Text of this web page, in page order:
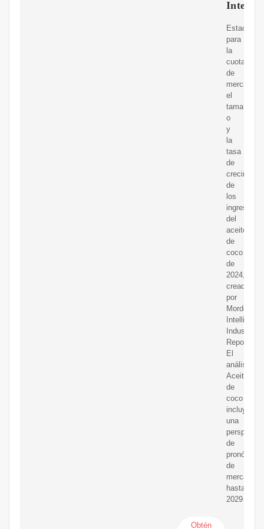
para
la
cuota
de
mercado,
el
tama?
o
y
la
tasa
de
de
los
ingresos
del
aceite
de
coco
de
2024,
creadas
por
Mordor
Industry
Reports.
El
análisis
Aceite
de
coco
incluye
una
de
pronóstico
de
mercado
hasta
2029
Obtén